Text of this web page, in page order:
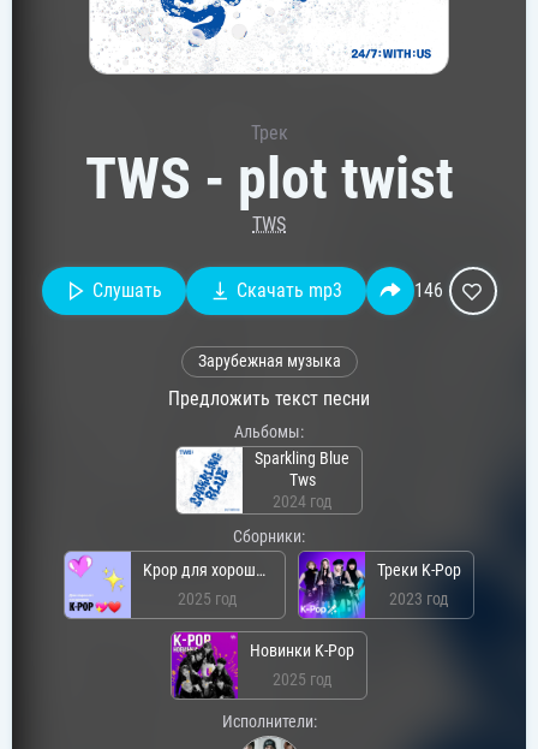
Трек
TWS - plot twist
TWS
Слушать Скачать mp3 146
Зарубежная музыка
Предложить текст песни
Альбомы:
Sparkling Blue
Tws
2024 год
Сборники:
Kpop для хорошего настроения
2025 год
Треки K-Pop
2023 год
Новинки K-Pop
2025 год
Исполнители: